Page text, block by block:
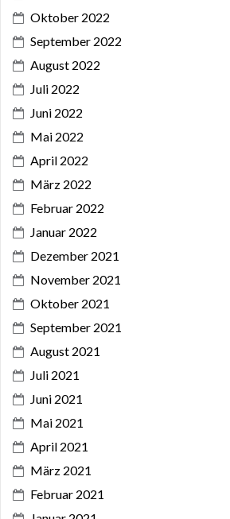
Oktober 2022
September 2022
August 2022
Juli 2022
Juni 2022
Mai 2022
April 2022
März 2022
Februar 2022
Januar 2022
Dezember 2021
November 2021
Oktober 2021
September 2021
August 2021
Juli 2021
Juni 2021
Mai 2021
April 2021
März 2021
Februar 2021